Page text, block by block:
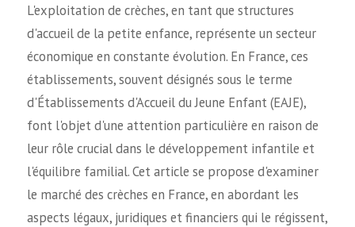
L'exploitation de crèches, en tant que structures
d'accueil de la petite enfance, représente un secteur
économique en constante évolution. En France, ces
établissements, souvent désignés sous le terme
d'Établissements d'Accueil du Jeune Enfant (EAJE),
font l'objet d'une attention particulière en raison de
leur rôle crucial dans le développement infantile et
l'équilibre familial. Cet article se propose d'examiner
le marché des crèches en France, en abordant les
aspects légaux, juridiques et financiers qui le régissent,